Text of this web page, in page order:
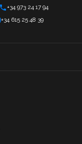
+34 973 24 17 94
+34 615 25 48 39